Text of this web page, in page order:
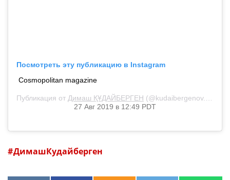
Посмотреть эту публикацию в Instagram
Cosmopolitan magazine
Публикация от Димаш ҚҰДАЙБЕРГЕН (@kudaibergenov.dimash)
27 Авг 2019 в 12:49 PDT
ДимашКудайберген